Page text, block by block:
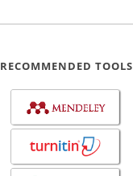
RECOMMENDED TOOLS